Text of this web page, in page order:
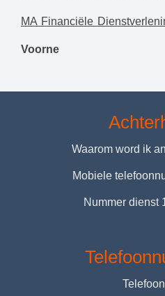
MA Financiële
Voorne
Waarom word ik
Mobiele
Nummer